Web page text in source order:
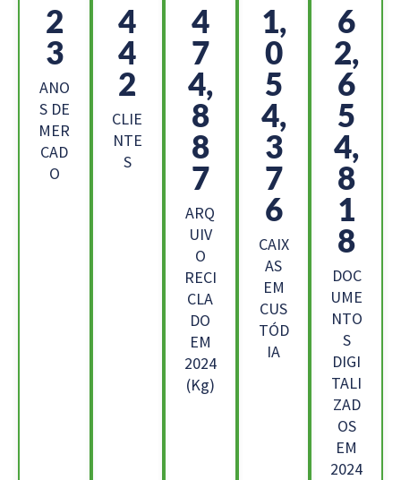
2
6
ANO
S DE
MER
CAD
O
4
9
4
CLIE
NTE
S
5
3
1,
1
6
3
ARQ
UIV
O
RECI
CLA
DO
EM
2024
(Kg)
1,
1
7
9,
3
2
5
CAIX
AS
EM
CUS
TÓD
IA
7
0,
0
7
9,
7
3
5
DOC
UME
NTO
S
DIGI
TALI
ZAD
OS
EM
2024